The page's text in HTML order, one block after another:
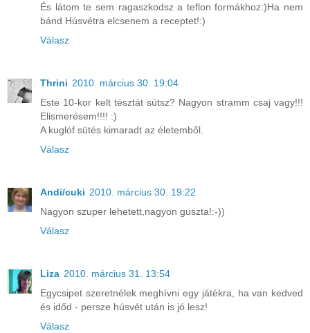
És látom te sem ragaszkodsz a teflon formákhoz:)Ha nem
bánd Húsvétra elcsenem a receptet!:)
Válasz
Thrini 2010. március 30. 19:04
Este 10-kor kelt tésztát sütsz? Nagyon stramm csaj vagy!!!
Elismerésem!!!! :)
A kuglóf sütés kimaradt az életemből.
Válasz
Andi/cuki 2010. március 30. 19:22
Nagyon szuper lehetett,nagyon guszta!:-))
Válasz
Liza 2010. március 31. 13:54
Egycsipet szeretnélek meghívni egy játékra, ha van kedved
és időd - persze húsvét után is jó lesz!
Válasz